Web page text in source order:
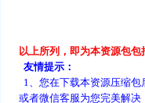
以上所列，即为本资源包包
友情提示：
1、您在下载本资源压缩
或者微信客服为您完美解决